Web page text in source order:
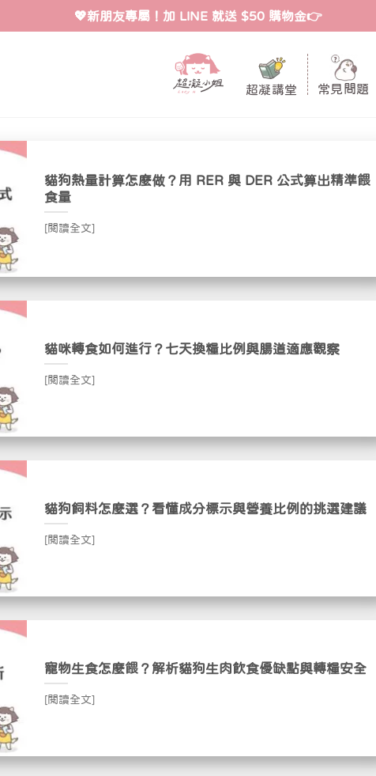
💖新朋友專屬！加 LINE 就送 $50 購物金👉
超凝講堂 常見問題
貓狗熱量計算怎麼做？用 RER 與 DER 公式算出精準餵
食量
[閱讀全文]
貓咪轉食如何進行？七天換糧比例與腸道適應觀察
[閱讀全文]
貓狗飼料怎麼選？看懂成分標示與營養比例的挑選建議
[閱讀全文]
寵物生食怎麼餵？解析貓狗生肉飲食優缺點與轉糧安全
[閱讀全文]